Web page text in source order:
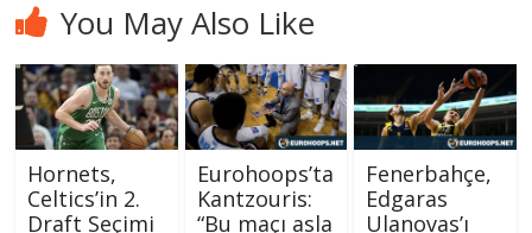
You May Also Like
Hornets,
Celtics’in 2.
Draft Seçimi
Eurohoops’ta
Kantzouris:
“Bu maçı asla
Fenerbahçe,
Edgaras
Ulanovas’ı